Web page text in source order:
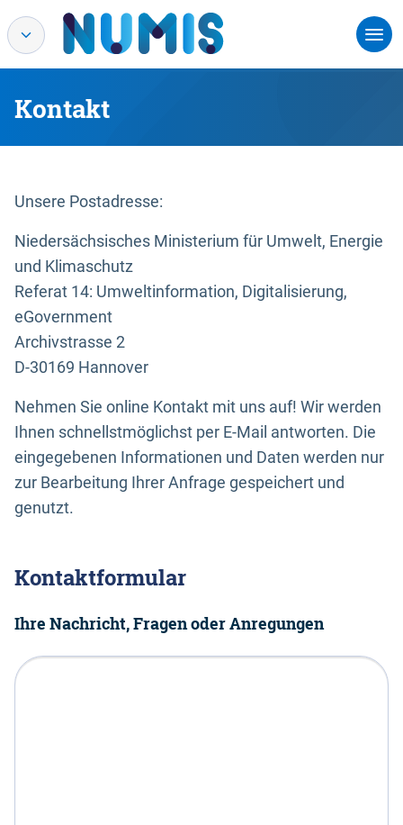
Kontakt
Unsere Postadresse:
Niedersächsisches Ministerium für Umwelt, Energie
und Klimaschutz
Referat 14: Umweltinformation, Digitalisierung,
eGovernment
Archivstrasse 2
D-30169 Hannover
Nehmen Sie online Kontakt mit uns auf! Wir werden
Ihnen schnellstmöglichst per E-Mail antworten. Die
eingegebenen Informationen und Daten werden nur
zur Bearbeitung Ihrer Anfrage gespeichert und
genutzt.
Kontaktformular
Ihre Nachricht, Fragen oder Anregungen